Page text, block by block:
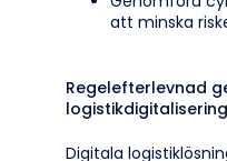
att minska
Regelefterlevnad
logistikdigitalisering
Digitala